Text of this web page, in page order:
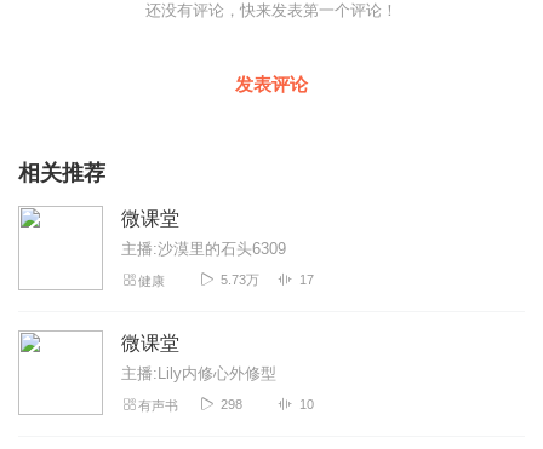
还没有评论，快来发表第一个评论！
发表评论
相关推荐
微课堂
主播:沙漠里的石头6309
健康 5.73万 17
微课堂
主播:Lily内修心外修型
有声书 298 10